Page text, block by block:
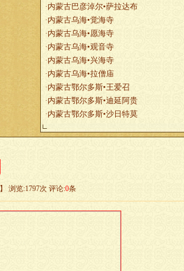
·内蒙古巴彦淖尔•萨拉达布
·内蒙古乌海•觉海寺
·内蒙古乌海•愿海寺
·内蒙古乌海•观音寺
·内蒙古乌海•兴海寺
·内蒙古乌海•拉僧庙
·内蒙古鄂尔多斯•王爱召
·内蒙古鄂尔多斯•迪延阿贵
·内蒙古鄂尔多斯•沙日特莫
】 浏览:1797次 评论:0条